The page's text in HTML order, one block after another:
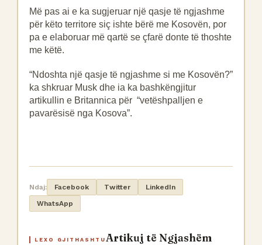
Më pas ai e ka sugjeruar një qasje të ngjashme
për këto territore siç ishte bërë me Kosovën, por
pa e elaboruar më qartë se çfarë donte të thoshte
me këtë.
“Ndoshta një qasje të ngjashme si me Kosovën?”
ka shkruar Musk dhe ia ka bashkëngjitur
artikullin e Britannica për “vetëshpalljen e
pavarësisë nga Kosova”.
Ndaj: Facebook Twitter
LinkedIn
WhatsApp
LEXO GJITHASHTU Artikuj të Ngjashëm